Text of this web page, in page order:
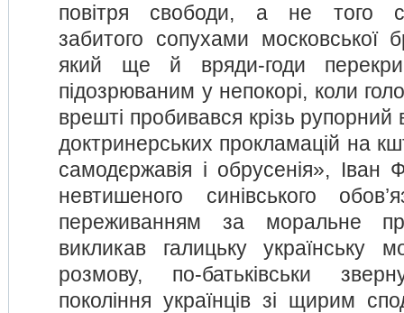
повітря свободи, а не того
забитого сопухами московської
який ще й вряди-годи
підозрюваним у непокорі, коли
врешті пробивався крізь рупорний
доктринерських прокламацій на
самодєржавія і обрусенія», Іван
невтишеного синівського
переживанням за моральне
викликав галицьку українську
розмову, по-батьківськи
покоління українців зі щирим